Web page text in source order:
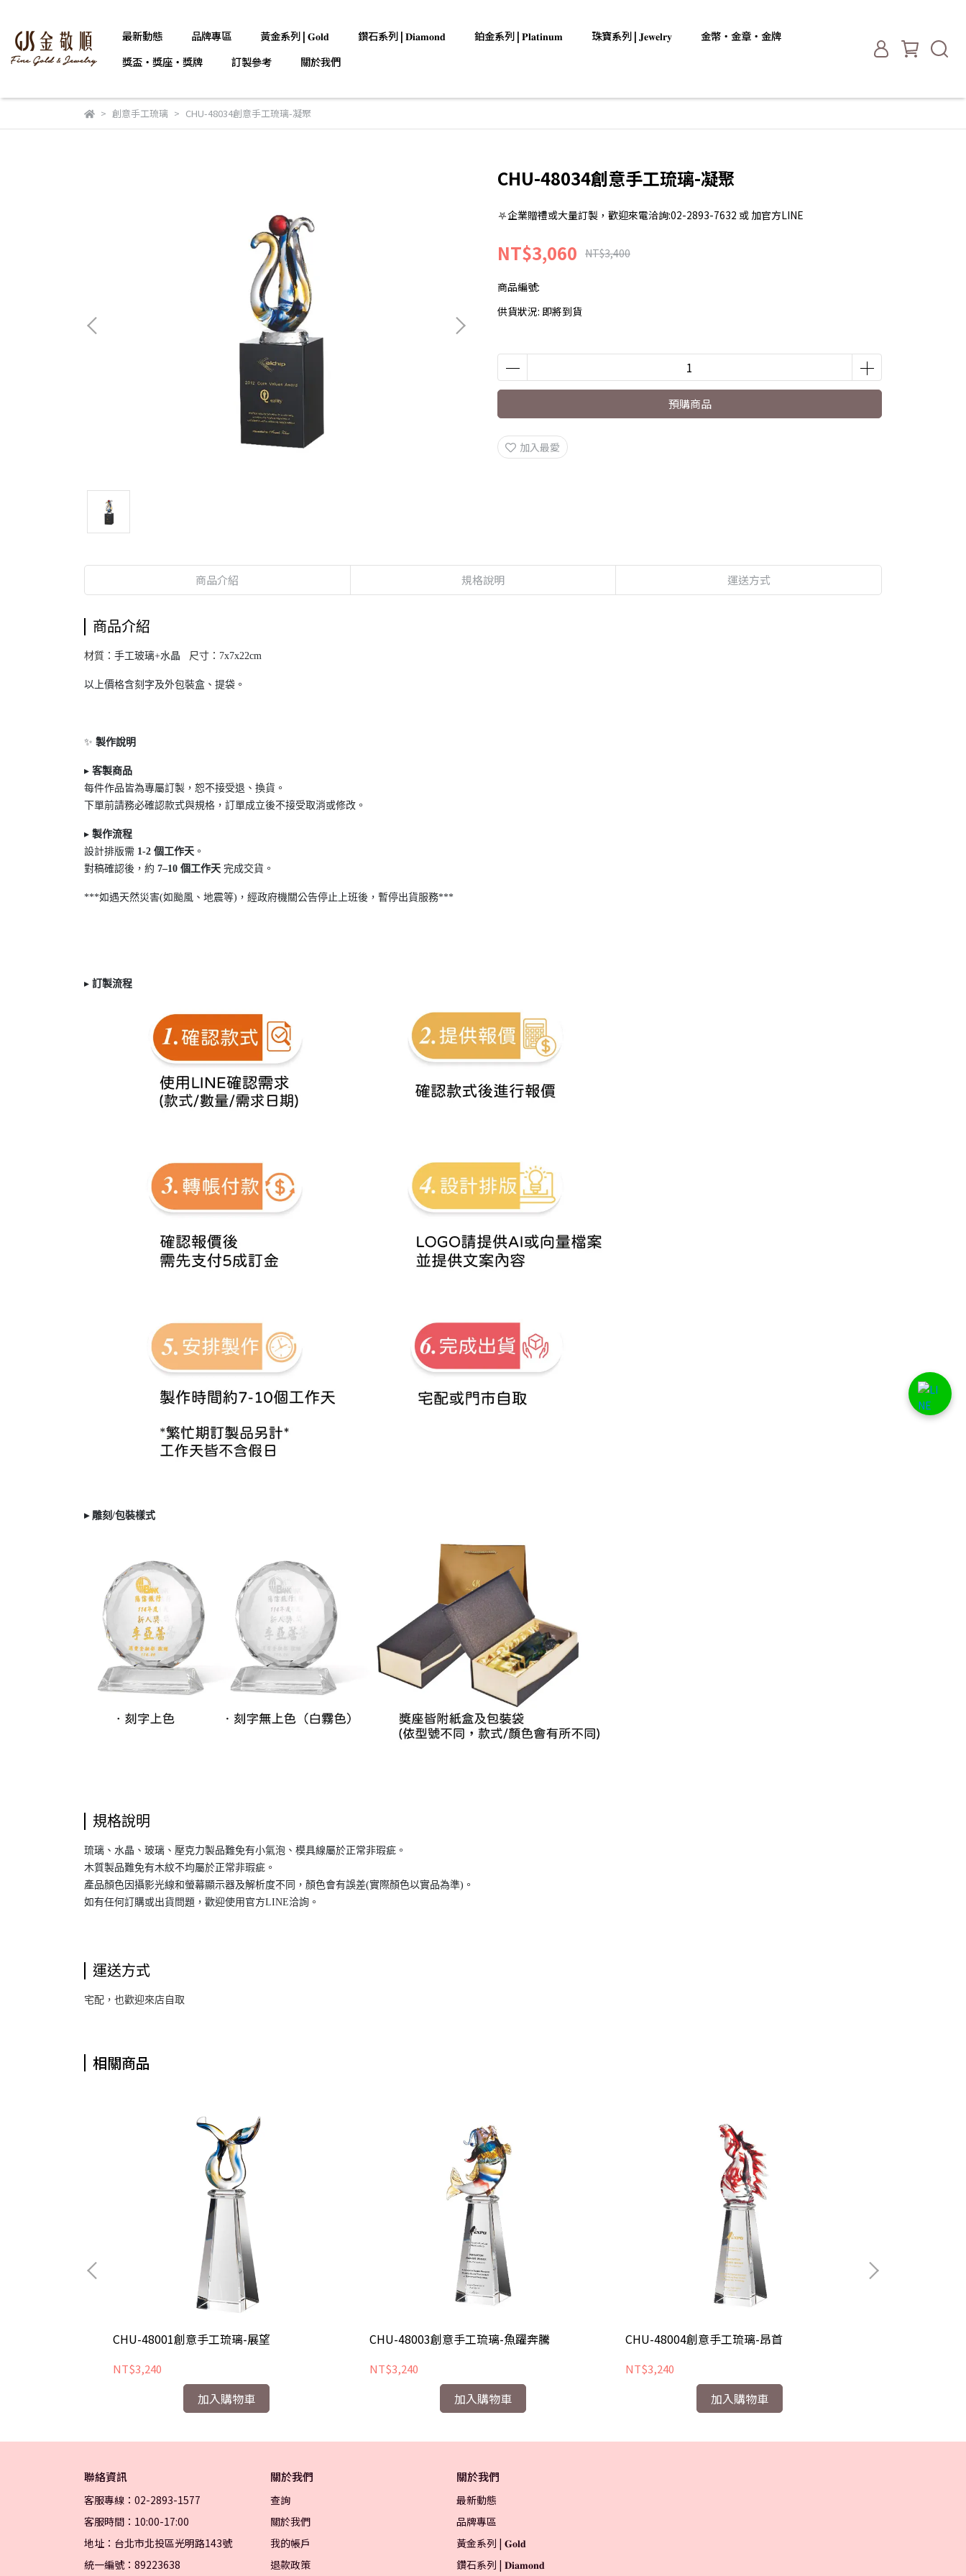
最新動態 品牌專區 黃金系列 | 𝐆𝐨𝐥𝐝 鑽石系列 | 𝐃𝐢𝐚𝐦𝐨𝐧𝐝 鉑金系列 | 𝐏𝐥𝐚𝐭𝐢𝐧𝐮𝐦 珠寶系列 | 𝐉𝐞𝐰𝐞𝐥𝐫𝐲
金幣・金章・金牌
獎盃・獎座・獎牌
訂製參考 關於我們
創意手工琉璃 CHU-48034創意手工琉璃-凝聚
CHU-48034創意手工琉璃-凝聚
⛧企業贈禮或大量訂製，歡迎來電洽詢:02-2893-7632 或 加官方LINE
NT$3,060 NT$3,400
商品編號:
供貨狀況: 即將到貨
預購商品
加入最愛
商品介紹 規格說明 運送方式
商品介紹
材質： 手工玻璃+水晶 尺寸：7x7x22cm
以上價格含刻字及外包裝盒、提袋。
✨ 製作說明
▸ 客製商品
每件作品皆為專屬訂製，恕不接受退 、換貨。
下單前請務必確認款式與規格，訂單成立後不接受取消或修改。
▸ 製作流程
設計排版需 1-2 個工作天 。
對稿確認後，約 7–10 個工作天 完成交貨。
***如遇天然災害(如颱風、地震等)，經政府機關公告停止上班後，暫停出貨服務***
▸ 訂製流程
▸ 雕刻/包裝樣式
規格說明
琉璃、水晶、玻璃、壓克力製品難免有小氣泡、模具線屬於正常非瑕疵。
木質製品難免有木紋不均屬於正常非瑕疵。
產品顏色因攝影光線和螢幕顯示器及解析度不同，顏色會有誤差(實際顏色以實品為準)。
如有任何訂購或出貨問題，歡迎使用官方LINE洽詢。
運送方式
宅配，也歡迎來店自取
相關商品
CHU-48001創意手工琉璃-展望
NT$3,240
加入購物車
CHU-48003創意手工琉璃-魚躍奔騰
NT$3,240
加入購物車
CHU-48004創意手工琉璃-昂首
NT$3,240
加入購物車
聯絡資訊
客服專線：02-2893-1577
客服時間：10:00-17:00
地址：台北市北投區光明路143號
統一編號：89223638
關於我們
查詢
關於我們
我的帳戶
退款政策
關於我們
最新動態
品牌專區
黃金系列 | 𝐆𝐨𝐥𝐝
鑽石系列 | 𝐃𝐢𝐚𝐦𝐨𝐧𝐝